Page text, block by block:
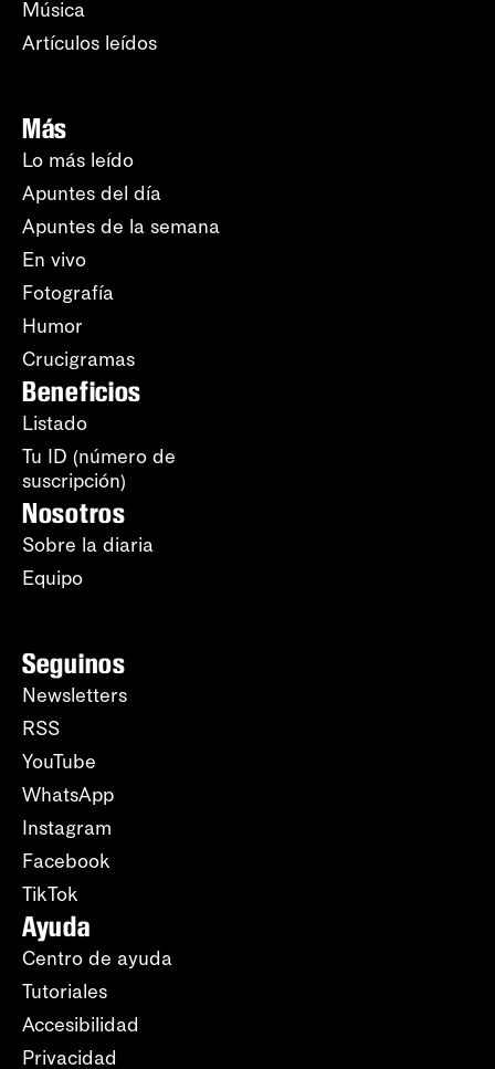
Música
Artículos leídos
Más
Lo más leído
Apuntes del día
Apuntes de la semana
En vivo
Fotografía
Humor
Crucigramas
Beneficios
Listado
Tu ID (número de
suscripción)
Nosotros
Sobre la diaria
Equipo
Seguinos
Newsletters
RSS
YouTube
WhatsApp
Instagram
Facebook
TikTok
Ayuda
Centro de ayuda
Tutoriales
Accesibilidad
Privacidad